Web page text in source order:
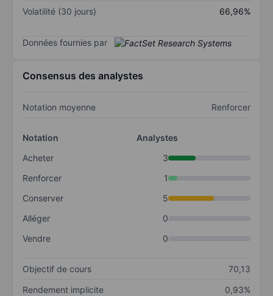
Volatilité (30 jours)
66,96%
Données fournies par
Consensus des analystes
Notation moyenne Renforcer
Notation
Analystes
Acheter
3
Renforcer
1
Conserver
5
Alléger
0
Vendre
0
Objectif de cours
70,13
Rendement implicite
0,93%